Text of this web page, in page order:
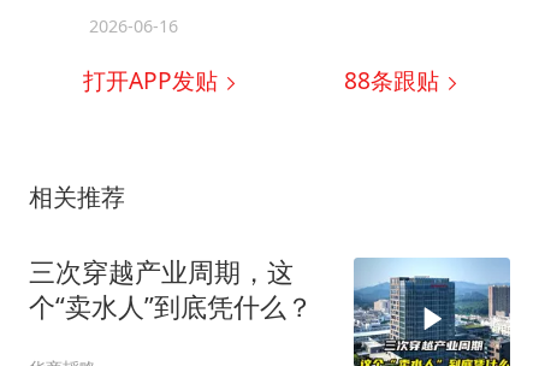
2026-06-16
打开APP发贴 88条跟贴
相关推荐
三次穿越产业周期，这
个“卖水人”到底凭什么？